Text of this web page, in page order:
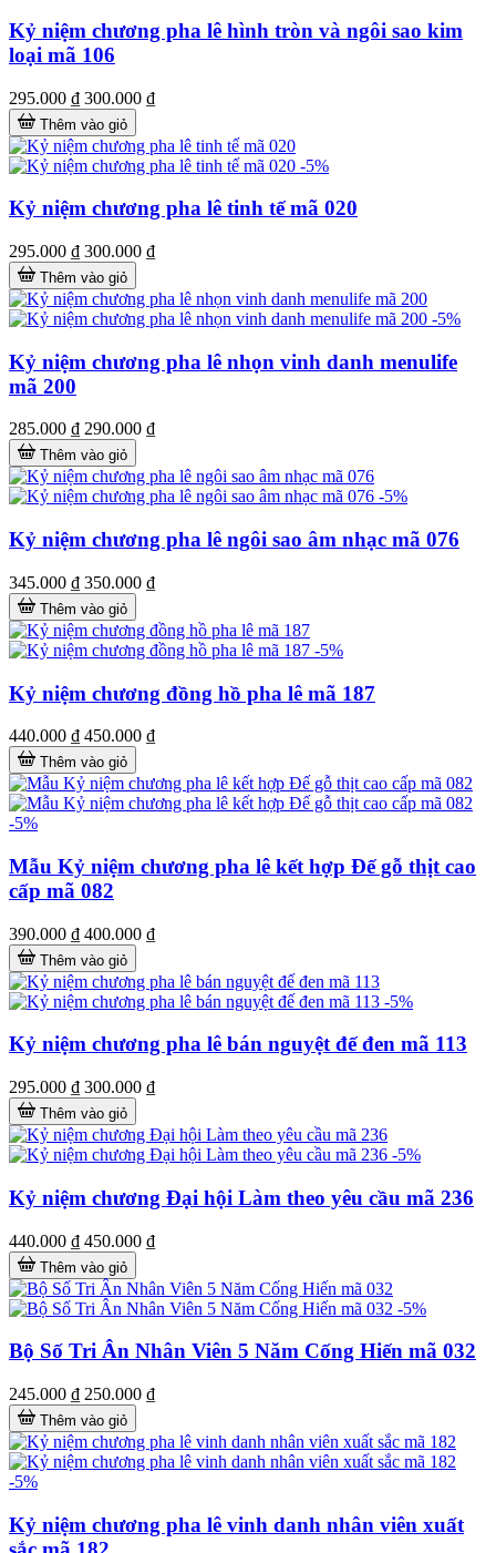
Kỷ niệm chương pha lê hình tròn và ngôi sao kim
loại mã 106
295.000 ₫ 300.000 ₫
Thêm vào giỏ
-5%
Kỷ niệm chương pha lê tinh tế mã 020
295.000 ₫ 300.000 ₫
Thêm vào giỏ
-5%
Kỷ niệm chương pha lê nhọn vinh danh menulife
mã 200
285.000 ₫ 290.000 ₫
Thêm vào giỏ
-5%
Kỷ niệm chương pha lê ngôi sao âm nhạc mã 076
345.000 ₫ 350.000 ₫
Thêm vào giỏ
-5%
Kỷ niệm chương đồng hồ pha lê mã 187
440.000 ₫ 450.000 ₫
Thêm vào giỏ
-5%
Mẫu Kỷ niệm chương pha lê kết hợp Đế gỗ thịt cao
cấp mã 082
390.000 ₫ 400.000 ₫
Thêm vào giỏ
-5%
Kỷ niệm chương pha lê bán nguyệt đế đen mã 113
295.000 ₫ 300.000 ₫
Thêm vào giỏ
-5%
Kỷ niệm chương Đại hội Làm theo yêu cầu mã 236
440.000 ₫ 450.000 ₫
Thêm vào giỏ
-5%
Bộ Số Tri Ân Nhân Viên 5 Năm Cống Hiến mã 032
245.000 ₫ 250.000 ₫
Thêm vào giỏ
-5%
Kỷ niệm chương pha lê vinh danh nhân viên xuất